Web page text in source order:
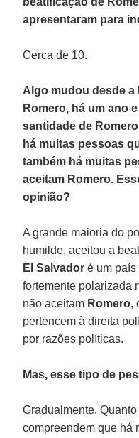
apresentaram para
Cerca de 10.
Algo mudou desde a
Romero, há um ano
santidade de
há muitas pessoas
também há muitas
aceitam Romero.
opinião?
A grande maioria do
humilde, aceitou a
El Salvador é um país
fortemente polarizada
não aceitam Romero,
pertencem à direita
por razões políticas.
Mas, esse tipo de
Gradualmente.
compreendem que há